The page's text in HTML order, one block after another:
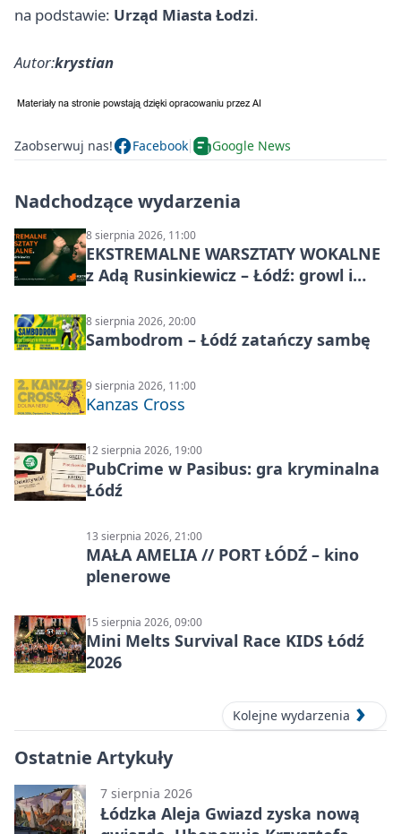
na podstawie: Urząd Miasta Łodzi.
Autor:krystian
Zaobserwuj nas! Facebook Google News
Nadchodzące wydarzenia
8 sierpnia 2026, 11:00
EKSTREMALNE WARSZTATY WOKALNE
z Adą Rusinkiewicz – Łódź: growl i
8 sierpnia 2026, 20:00
Sambodrom – Łódź zatańczy sambę
9 sierpnia 2026, 11:00
Kanzas Cross
12 sierpnia 2026, 19:00
PubCrime w Pasibus: gra kryminalna
Łódź
13 sierpnia 2026, 21:00
MAŁA AMELIA // PORT ŁÓDŹ – kino
plenerowe
15 sierpnia 2026, 09:00
Mini Melts Survival Race KIDS Łódź
2026
Kolejne wydarzenia
Ostatnie Artykuły
7 sierpnia 2026
Łódzka Aleja Gwiazd zyska nową